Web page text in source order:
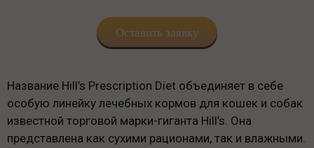
Оставить заявку
Название Hill’s Prescription Diet объединяет в себе
особую линейку лечебных кормов для кошек и собак
известной торговой марки-гиганта Hill’s. Она
представлена как сухими рационами, так и влажными.